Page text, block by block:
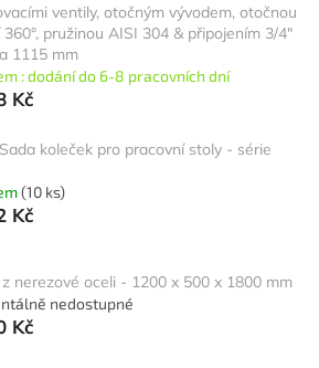
ventily, otočným vývodem, otočnou
360°, pružinou AISI 304 & připojením 3/4"
1115 mm
: dodání do 6-8 pracovních dní
Kč
koleček pro pracovní stoly - série
(10 ks)
Kč
nerezové oceli - 1200 x 500 x 1800 mm
nedostupné
Kč